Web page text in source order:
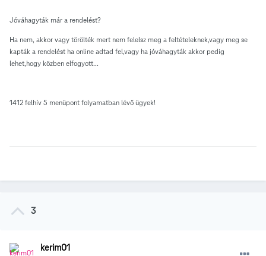
Jóváhagyták már a rendelést?
Ha nem, akkor vagy törölték mert nem felelsz meg a feltételeknek,vagy meg se
kapták a rendelést ha online adtad fel,vagy ha jóváhagyták akkor pedig
lehet,hogy közben elfogyott...
1412 felhív 5 menüpont folyamatban lévő ügyek!
3
kerim01